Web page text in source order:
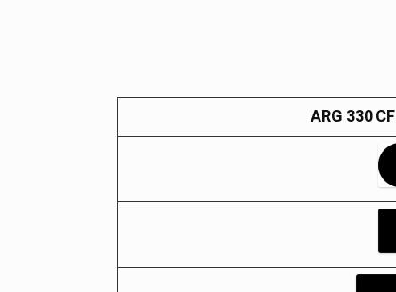
ARG 330